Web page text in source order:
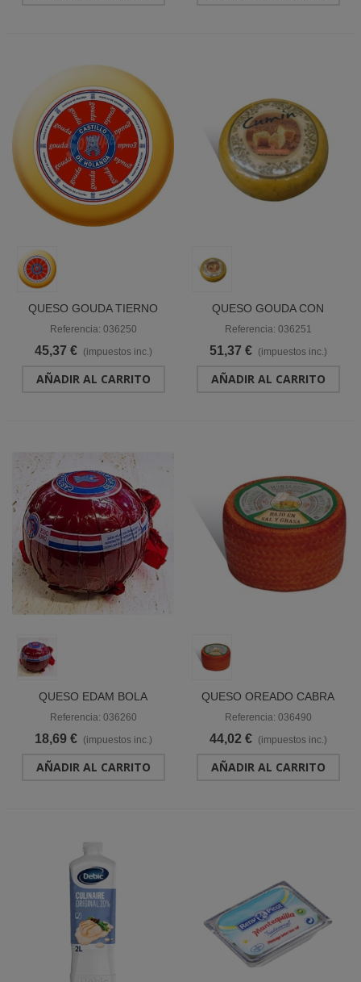
QUESO GOUDA TIERNO
"CASTILLO DE HOLANDA"
Referencia: 036250
45,37 € (impuestos inc.)
AÑADIR AL CARRITO
QUESO GOUDA CON
COMINO "CASTILLO DE
Referencia: 036251
51,37 € (impuestos inc.)
AÑADIR AL CARRITO
QUESO EDAM BOLA
TIERNO "CASTILLO DE
Referencia: 036260
18,69 € (impuestos inc.)
AÑADIR AL CARRITO
QUESO OREADO CABRA
LIGHT (BAJO SAL/GRASA)
Referencia: 036490
44,02 € (impuestos inc.)
AÑADIR AL CARRITO